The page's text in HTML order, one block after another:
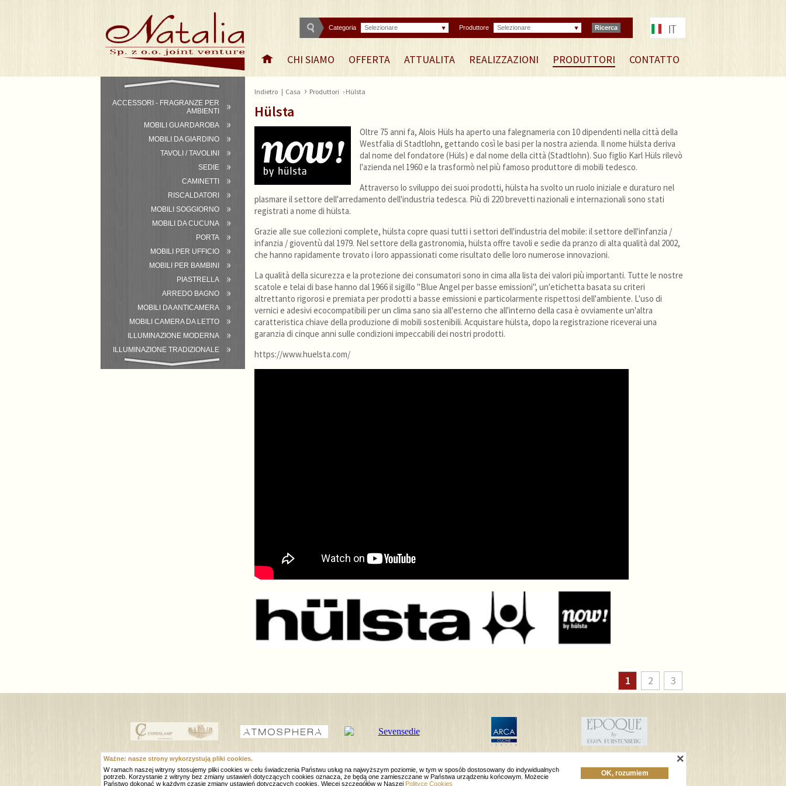
Categoria Selezionare Produttore Selezionare Ricerca
CHI SIAMO OFFERTA ATTUALITA REALIZZAZIONI PRODUTTORI CONTATTO
ACCESSORI - FRAGRANZE PER
AMBIENTI
MOBILI GUARDAROBA
MOBILI DA GIARDINO
TAVOLI / TAVOLINI
SEDIE
CAMINETTI
RISCALDATORI
MOBILI SOGGIORNO
MOBILI DA CUCUNA
PORTA
MOBILI PER UFFICIO
MOBILI PER BAMBINI
PIASTRELLA
ARREDO BAGNO
MOBILI DA ANTICAMERA
MOBILI CAMERA DA LETTO
ILLUMINAZIONE MODERNA
ILLUMINAZIONE TRADIZIONALE
ATTREZZATURA DEL BAGNO
Indietro | Casa › Produttori › Hülsta
Hülsta
Oltre 75 anni fa, Alois Hüls ha aperto una falegnameria con 10 dipendenti nella città della
Westfalia di Stadtlohn, gettando così le basi per la nostra azienda. Il nome hülsta deriva
dal nome del fondatore (Hüls) e dal nome della città (Stadtlohn). Suo figlio Karl Hüls rilevò
l'azienda nel 1960 e la trasformò nel più famoso produttore di mobili tedesco.
Attraverso lo sviluppo dei suoi prodotti, hülsta ha svolto un ruolo iniziale e duraturo nel
plasmare il settore dell'arredamento dell'industria tedesca. Più di 220 brevetti nazionali e internazionali sono stati
registrati a nome di hülsta.
Grazie alle sue collezioni complete, hülsta copre quasi tutti i settori dell'industria del mobile: il settore dell'infanzia /
infanzia / gioventù dal 1979. Nel settore della gastronomia, hülsta offre tavoli e sedie da pranzo di alta qualità dal 2002,
che hanno rapidamente trovato i loro appassionati come risultato delle loro numerose innovazioni.
La qualità della sicurezza e la protezione dei consumatori sono in cima alla lista dei valori più importanti. Tutte le nostre
scatole e telai di base hanno dal 1966 il sigillo "Blue Angel per basse emissioni", un'etichetta basata su criteri
altrettanto rigorosi e premiata per prodotti a basse emissioni e particolarmente rispettosi dell'ambiente. L'uso di
vernici e adesivi ecocompatibili per un clima sano sia all'esterno che all'interno della casa è ovviamente un'altra
caratteristica chiave della produzione di mobili sostenibili. Acquistare hülsta, dopo la registrazione riceverai una
garanzia di cinque anni sulle condizioni impeccabili dei nostri prodotti.
https://www.huelsta.com/
1 2 3
2004 - 2026 Natalia sp. z o.o. Attuazione:TiO interactive
Ważne: nasze strony wykorzystują pliki cookies.
W ramach naszej witryny stosujemy pliki cookies w celu świadczenia Państwu usług na najwyższym poziomie, w tym w sposób dostosowany do indywidualnych
potrzeb. Korzystanie z witryny bez zmiany ustawień dotyczących cookies oznacza, że będą one zamieszczane w Państwa urządzeniu końcowym. Możecie
Państwo dokonać w każdym czasie zmiany ustawień dotyczących cookies. Więcej szczegółów w Naszej Polityce Cookies
OK, rozumiem